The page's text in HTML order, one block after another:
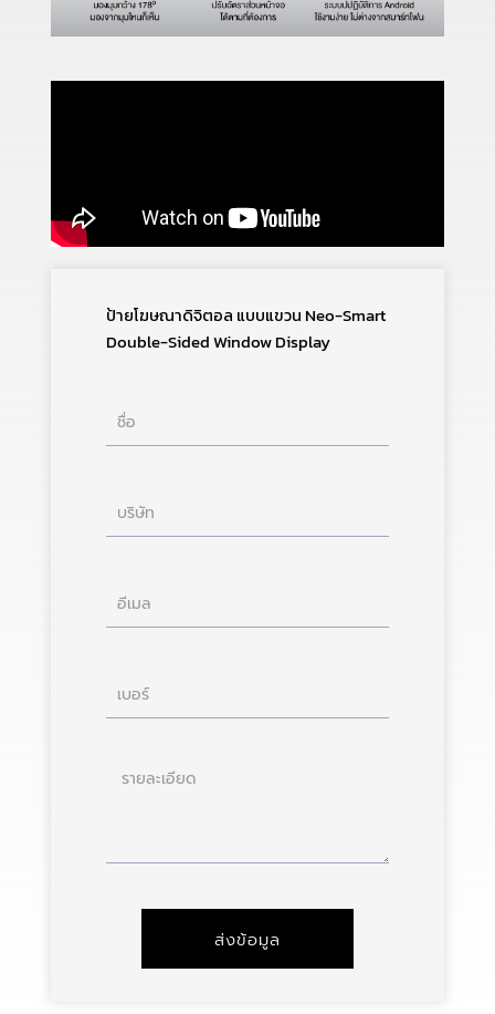
ป้ายโฆษณาดิจิตอล แบบแขวน Neo-Smart
Double-Sided Window Display
ชื่อ
บริษัท
อีเมล
เบอร์
ราย
ส่งข้อมูล